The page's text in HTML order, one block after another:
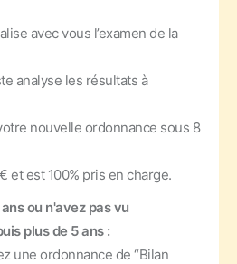
avec vous l’examen de la
les résultats à
nouvelle ordonnance sous 8
et est 100% pris en charge.
ou n'avez pas vu
plus de 5 ans :
ordonnance de “Bilan